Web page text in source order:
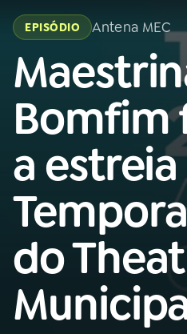
Buscar
na
Rádio
MEC
Início
01INÍCIO
02 A RÁDIO
03 PROGRAMAÇÃO
04PROGRAMAS
na
Rádio
EPISÓDIO Antena MEC
Bomfim
a
do